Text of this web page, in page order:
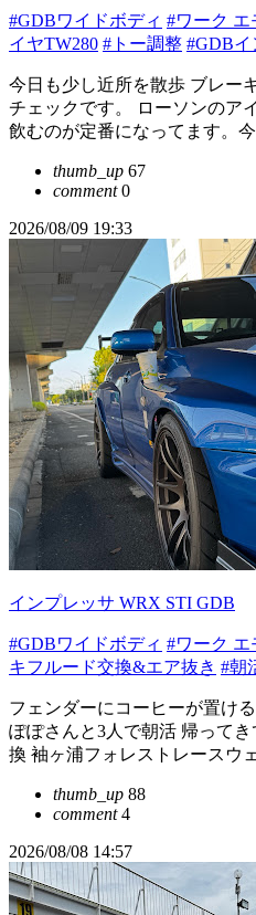
#GDBワイドボディ #ワーク エ
イヤTW280 #トー調整 #GDBイ
今日も少し近所を散歩 ブレー
チェックです。 ローソンのア
飲むのが定番になってます。
thumb_up 67
comment0
2026/08/09 19:33
インプレッサ WRX STI GDB
#GDBワイドボディ #ワーク エ
キフルード交換&エア抜き #朝
フェンダーにコーヒーが置け
ぽぽさんと3人で朝活 帰って
換 袖ヶ浦フォレストレースウ
thumb_up 88
comment4
2026/08/08 14:57